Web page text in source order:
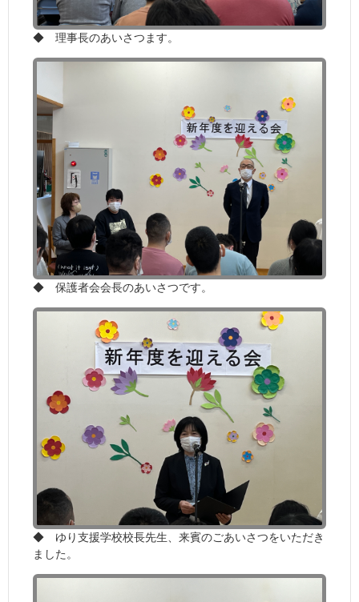
◆ 理事長のあいさつます。
◆ 保護者会会長のあいさつです。
◆ ゆり支援学校校長先生、来賓のごあいさつをいただき
ました。